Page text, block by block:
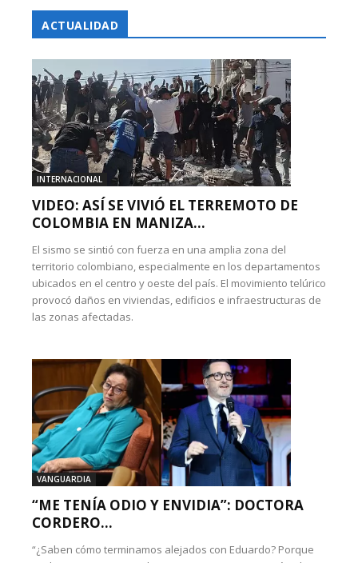
ACTUALIDAD
INTERNACIONAL
VIDEO: ASÍ SE VIVIÓ EL TERREMOTO DE
COLOMBIA EN MANIZA...
El sismo se sintió con fuerza en una amplia zona del
territorio colombiano, especialmente en los departamentos
ubicados en el centro y oeste del país. El movimiento telúrico
provocó daños en viviendas, edificios e infraestructuras de
las zonas afectadas.
VANGUARDIA
“ME TENÍA ODIO Y ENVIDIA”: DOCTORA
CORDERO...
“¿Saben cómo terminamos alejados con Eduardo? Porque